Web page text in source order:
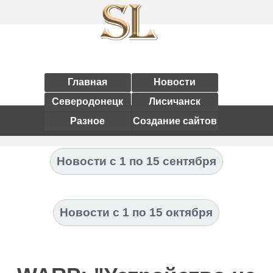
Главная
Новости
Северодонецк
Лисичанск
Разное
Создание сайтов
Новости с 1 по 15 сентября
Новости с 1 по 15 октября